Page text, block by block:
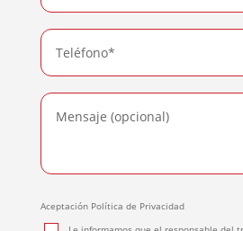
Aceptación Política de Privacidad